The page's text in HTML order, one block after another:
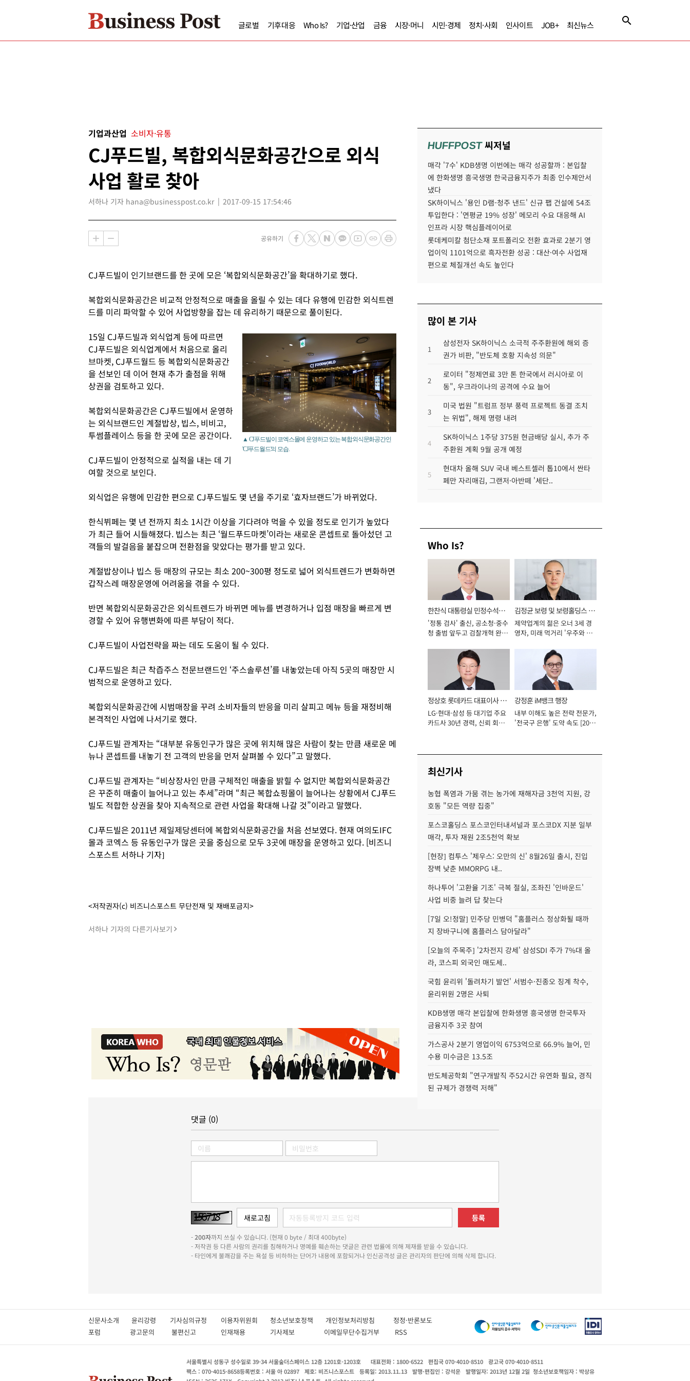
글로벌 기후대응 Who Is? 기업·산업 금융 시장·머니 시민·경제 정치·사회 인사이트 JOB+ 최신뉴스
기업과산업 소비자·유통
CJ푸드빌, 복합외식문화공간으로 외식
사업 활로 찾아
서하나 기자 hana@businesspost.co.kr 2017-09-15 17:54:46
공유하기
CJ푸드빌이 인기브랜드를 한 곳에 모은 ‘복합외식문화공간’을 확대하기로 했다.
복합외식문화공간은 비교적 안정적으로 매출을 올릴 수 있는 데다 유행에 민감한 외식트렌
드를 미리 파악할 수 있어 사업방향을 잡는 데 유리하기 때문으로 풀이된다.
▲ CJ푸드빌이 코엑스몰에 운영하고 있는 복합외식문화공간인
'CJ푸드월드'의 모습.
15일 CJ푸드빌과 외식업계 등에 따르면
CJ푸드빌은 외식업계에서 처음으로 올리
브마켓, CJ푸드월드 등 복합외식문화공간
을 선보인 데 이어 현재 추가 출점을 위해
상권을 검토하고 있다.
복합외식문화공간은 CJ푸드빌에서 운영하
는 외식브랜드인 계절밥상, 빕스, 비비고,
투썸플레이스 등을 한 곳에 모은 공간이다.
CJ푸드빌이 안정적으로 실적을 내는 데 기
여할 것으로 보인다.
외식업은 유행에 민감한 편으로 CJ푸드빌도 몇 년을 주기로 ‘효자브랜드’가 바뀌었다.
한식뷔페는 몇 년 전까지 최소 1시간 이상을 기다려야 먹을 수 있을 정도로 인기가 높았다
가 최근 들어 시들해졌다. 빕스는 최근 ‘월드푸드마켓’이라는 새로운 콘셉트로 돌아섰던 고
객들의 발걸음을 붙잡으며 전환점을 맞았다는 평가를 받고 있다.
계절밥상이나 빕스 등 매장의 규모는 최소 200~300평 정도로 넓어 외식트렌드가 변화하면
갑작스레 매장운영에 어려움을 겪을 수 있다.
반면 복합외식문화공간은 외식트렌드가 바뀌면 메뉴를 변경하거나 입점 매장을 빠르게 변
경할 수 있어 유행변화에 따른 부담이 적다.
CJ푸드빌이 사업전략을 짜는 데도 도움이 될 수 있다.
CJ푸드빌은 최근 착즙주스 전문브랜드인 ‘주스솔루션’를 내놓았는데 아직 5곳의 매장만 시
범적으로 운영하고 있다.
복합외식문화공간에 시범매장을 꾸려 소비자들의 반응을 미리 살피고 메뉴 등을 재정비해
본격적인 사업에 나서기로 했다.
CJ푸드빌 관계자는 “대부분 유동인구가 많은 곳에 위치해 많은 사람이 찾는 만큼 새로운 메
뉴나 콘셉트를 내놓기 전 고객의 반응을 먼저 살펴볼 수 있다”고 말했다.
CJ푸드빌 관계자는 “비상장사인 만큼 구체적인 매출을 밝힐 수 없지만 복합외식문화공간
은 꾸준히 매출이 늘어나고 있는 추세”라며 “최근 복합쇼핑몰이 늘어나는 상황에서 CJ푸드
빌도 적합한 상권을 찾아 지속적으로 관련 사업을 확대해 나갈 것”이라고 말했다.
CJ푸드빌은 2011년 제일제당센터에 복합외식문화공간을 처음 선보였다. 현재 여의도IFC
몰과 코엑스 등 유동인구가 많은 곳을 중심으로 모두 3곳에 매장을 운영하고 있다. [비즈니
스포스트 서하나 기자]
<저작권자(c) 비즈니스포스트 무단전재 및 재배포금지>
서하나 기자의 다른기사보기
HUFFPOST씨저널
매각 '7수' KDB생명 이번에는 매각 성공할까 : 본입찰
에 한화생명 흥국생명 한국금융지주가 최종 인수제안서
냈다
SK하이닉스 '용인 D램-청주 낸드' 신규 팹 건설에 54조
투입한다 : '연평균 19% 성장' 메모리 수요 대응해 AI
인프라 시장 핵심플레이어로
롯데케미칼 첨단소재 포트폴리오 전환 효과로 2분기 영
업이익 1101억으로 흑자전환 성공 : 대산·여수 사업재
편으로 체질개선 속도 높인다
많이 본 기사
1
삼성전자 SK하이닉스 소극적 주주환원에 해외 증
권가 비판, "반도체 호황 지속성 의문"
2
로이터 "정제연료 3만 톤 한국에서 러시아로 이
동", 우크라이나의 공격에 수요 늘어
3
미국 법원 "트럼프 정부 풍력 프로젝트 동결 조치
는 위법", 해제 명령 내려
4
SK하이닉스 1주당 375원 현금배당 실시, 추가 주
주환원 계획 9월 공개 예정
5
현대차 올해 SUV 국내 베스트셀러 톱10에서 싼타
페만 자리매김, 그랜저·아반떼 '세단..
Who Is?
한찬식 대통령실 민정수석비
서관
'정통 검사' 출신, 공소청·중수
청 출범 앞두고 검찰개혁 완수
김정균 보령 및 보령홀딩스 대
표이사 사장
제약업계의 젊은 오너 3세 경
영자, 미래 먹거리 '우주와 헬
정상호 롯데카드 대표이사 사
장
LG·현대·삼성 등 대기업 주요
카드사 30년 경력, 신뢰 회복
강정훈 iM뱅크 행장
내부 이해도 높은 전략 전문가,
'전국구 은행' 도약 속도 [2026
최신기사
농협 폭염과 가뭄 겪는 농가에 재해자금 3천억 지원, 강
호동 "모든 역량 집중"
포스코홀딩스 포스코인터내셔널과 포스코DX 지분 일부
매각, 투자 재원 2조5천억 확보
[현장] 컴투스 '제우스: 오만의 신' 8월26일 출시, 진입
장벽 낮춘 MMORPG 내..
하나투어 '고환율 기조' 극복 절실, 조좌진 '인바운드'
사업 비중 늘려 답 찾는다
[7일 오!정말] 민주당 민병덕 "홈플러스 정상화될 때까
지 장바구니에 홈플러스 담아달라"
[오늘의 주목주] '2차전지 강세' 삼성SDI 주가 7%대 올
라, 코스피 외국인 매도세..
국힘 윤리위 '돌려차기 발언' 서범수·진종오 징계 착수,
윤리위원 2명은 사퇴
KDB생명 매각 본입찰에 한화생명 흥국생명 한국투자
금융지주 3곳 참여
가스공사 2분기 영업이익 6753억으로 66.9% 늘어, 민
수용 미수금은 13.5조
반도체공학회 "연구개발직 주52시간 유연화 필요, 경직
된 규제가 경쟁력 저해"
댓글 (0)
등록
-200자까지 쓰실 수 있습니다. (현재 0 byte / 최대 400byte)
- 저작권 등 다른 사람의 권리를 침해하거나 명예를 훼손하는 댓글은 관련 법률에 의해 제재를 받을 수 있습니다.
- 타인에게 불쾌감을 주는 욕설 등 비하하는 단어가 내용에 포함되거나 인신공격성 글은 관리자의 판단에 의해 삭제 합니다.
신문사소개 윤리강령 기사심의규정 이용자위원회 청소년보호정책 개인정보처리방침 정정·반론보도
포럼
광고문의 불편신고 인재채용 기사제보 이메일무단수집거부 RSS
서울특별시 성동구 성수일로 39-34 서울숲더스페이스 12층 1201호-1203호 대표전화 : 1800-6522 편집국 070-4010-8510
광고국 070-4010-8511
팩스 : 070-4015-8658등록번호 : 서울 아 02897 제호: 비즈니스포스트 등록일: 2013.11.13 발행·편집인 : 강석운 발행일자: 2013년 12월 2일 청소년보호책임자 : 박상유